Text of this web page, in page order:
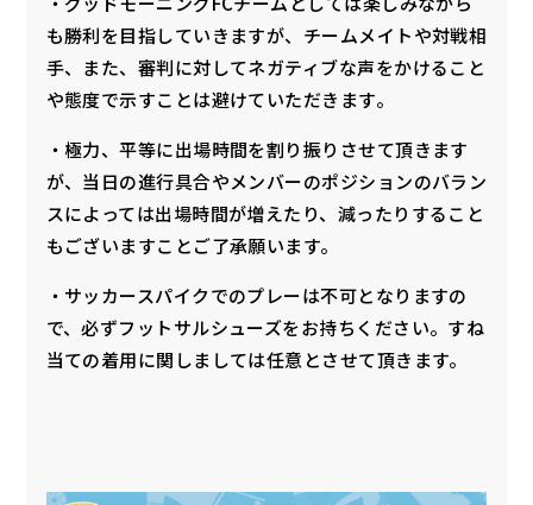
も勝利を目指していきますが、チームメイトや対戦相
手、また、審判に対してネガティブな声をかけること
や態度で示すことは避けていただきます。
・極力、平等に出場時間を割り振りさせて頂きます
が、当日の進行具合やメンバーのポジションのバラン
スによっては出場時間が増えたり、減ったりすること
もございますことご了承願います。
・サッカースパイクでのプレーは不可となりますの
で、必ずフットサルシューズをお持ちください。すね
当ての着用に関しましては任意とさせて頂きます。